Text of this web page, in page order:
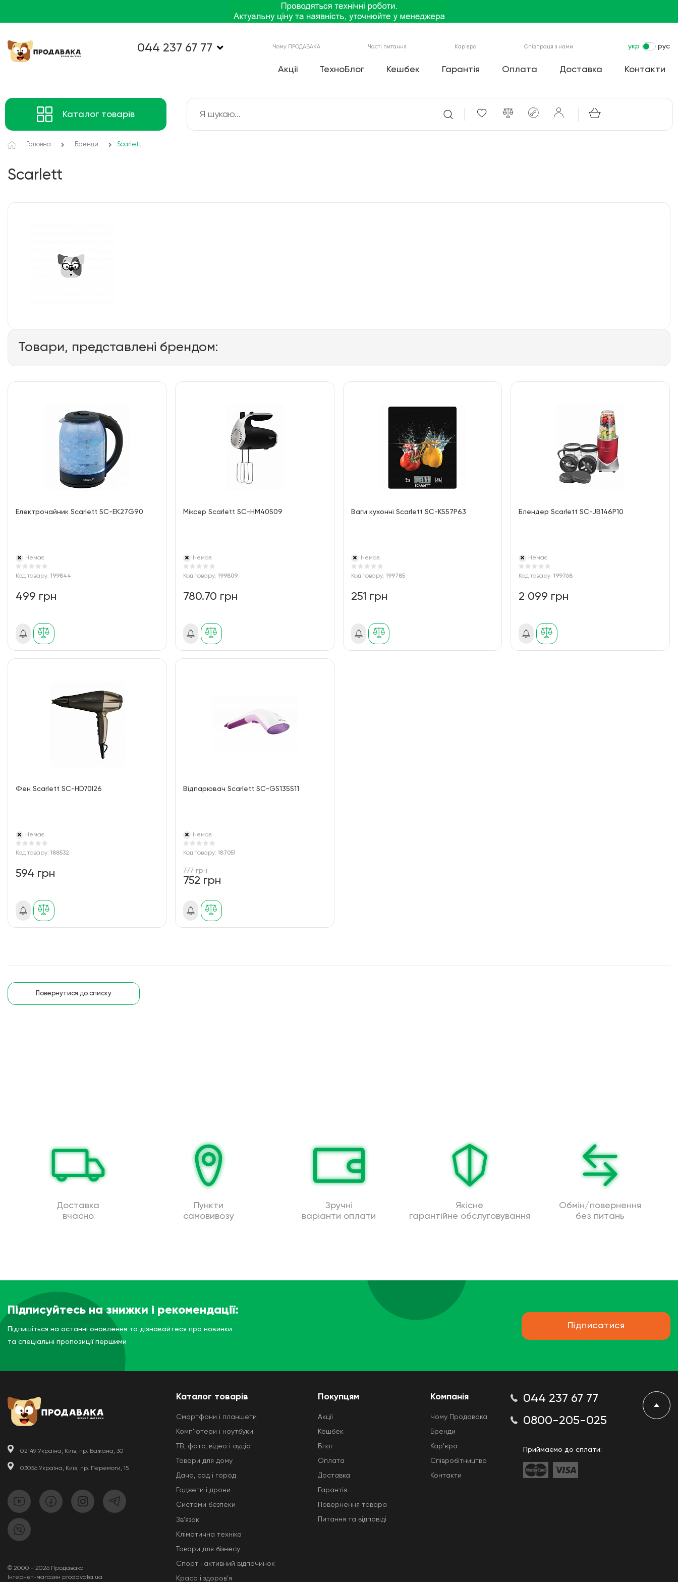
044 237 67 77 Чому ПРОДАВАКА Часті питання Кар'єра Співпраця з нами укр рус
Акції ТехноБлог Кешбек Гарантія Оплата Доставка Контакти
Каталог товарів
Головна Бренди Scarlett
Scarlett
Товари, представлені брендом:
Електрочайник Scarlett SC-EK27G90
Немає
Код товару: 199844
499 грн
Міксер Scarlett SC-HM40S09
Немає
Код товару:199809
780.70 грн
Ваги кухонні Scarlett SC-KS57P63
Немає
Код товару: 199785
251 грн
Блендер Scarlett SC-JB146P10
Немає
Код товару:199768
2 099 грн
Фен Scarlett SC-HD70I26
Немає
Код товару: 188532
594 грн
Відпарювач Scarlett SC-GS135S11
Немає
Код товару:187051
777 грн
752 грн
Повернутися до списку
Доставка
вчасно
Пункти
самовивозу
Зручні
варіанти оплати
Якісне
гарантійне обслуговування
Обмін/повернення
без питань
Підписуйтесь на знижки і рекомендації:
Підпишіться на останні оновлення та дізнавайтеся про новинки
та спеціальні пропозиції першими
Підписатися
02149 Україна, Київ, пр. Бажана, 30
03056 Україна, Київ, пр. Перемоги, 15
© 2000 - 2026 Продавака
Інтернет-магазин prodavaka.ua
Каталог товарів
Смартфони і планшети
Комп'ютери і ноутбуки
ТВ, фото, відео і аудіо
Товари для дому
Дача, сад і город
Гаджети і дрони
Системи безпеки
Звʼязок
Кліматична техніка
Товари для бізнесу
Спорт і активний відпочинок
Краса і здоров'я
Покупцям
Акції
Кешбек
Блог
Оплата
Доставка
Гарантія
Повернення товара
Питання та відповіді
Компанія
Чому Продавака
Бренди
Кар'єра
Співробітництво
Контакти
044 237 67 77
0800-205-025
Приймаємо до сплати: